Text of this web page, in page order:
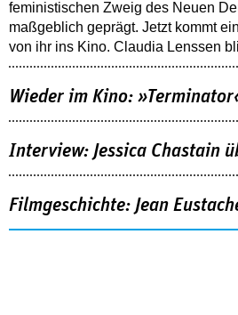
feministischen Zweig des Neuen
maßgeblich geprägt. Jetzt kommt
von ihr ins Kino. Claudia Lenssen
Wieder im Kino:
Interview: Jessica Chastain
Filmgeschichte: Jean